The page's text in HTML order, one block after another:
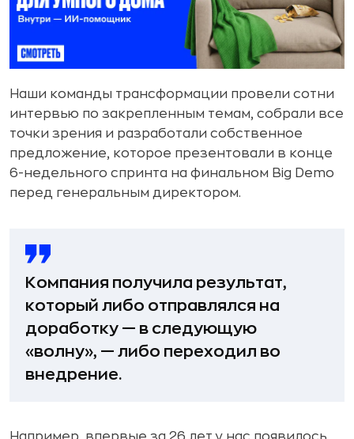
Наши команды трансформации провели сотни
интервью по закрепленным темам, собрали все
точки зрения и разработали собственное
предложение, которое презентовали в конце
6-недельного спринта на финальном Big Demo
перед генеральным директором.
Компания получила результат,
который либо отправлялся на
доработку — в следующую
«волну», — либо переходил во
внедрение.